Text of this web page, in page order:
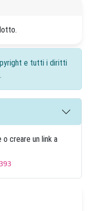
e tutti i diritti
creare un link a